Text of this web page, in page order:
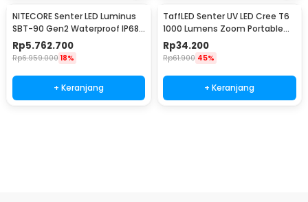
NITECORE Senter LED Luminus
SBT-90 Gen2 Waterproof IP68
5200 Lumens - TM39
Rp5.762.700
Rp6.959.000 18%
+ Keranjang
TaffLED Senter UV LED Cree T6
1000 Lumens Zoom Portable
395nm - T118
Rp34.200
Rp61.900 45%
+ Keranjang